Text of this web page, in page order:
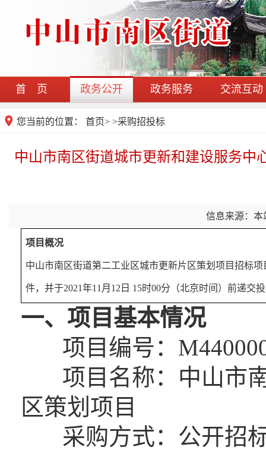
首 页 政务公开 政务服务 交流互动
您当前的位置： 首页> >采购招投标
中山市南区街道城市更新和建设服务中
信息来源：本
项目概况
中山市南区街道第二工业区城市更新片区策划项目招标项
件，并于2021年11月12日 15时00分（北京时间）前递交
一、项目基本情况
项目编号：
项目名称：中山市南
区策划项目
采购方式：公开招